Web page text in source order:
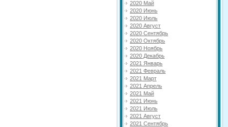
2020 Май
2020 Июнь
2020 Июль
2020 Август
2020 Сентябрь
2020 Октябрь
2020 Ноябрь
2020 Декабрь
2021 Январь
2021 Февраль
2021 Март
2021 Апрель
2021 Май
2021 Июнь
2021 Июль
2021 Август
2021 Сентябрь